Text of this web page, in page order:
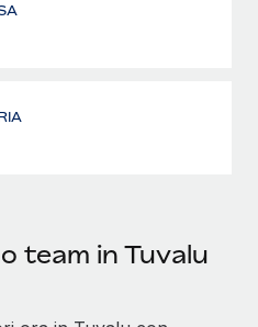
team in Tuvalu